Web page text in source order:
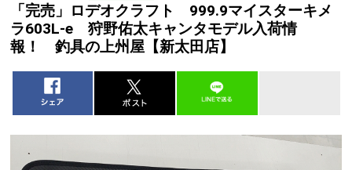
「完売」ロデオクラフト 999.9マイスターキメ
ラ603L-e 狩野佑太キャンタモデル入荷情
報！ 釣具の上州屋【新太田店】